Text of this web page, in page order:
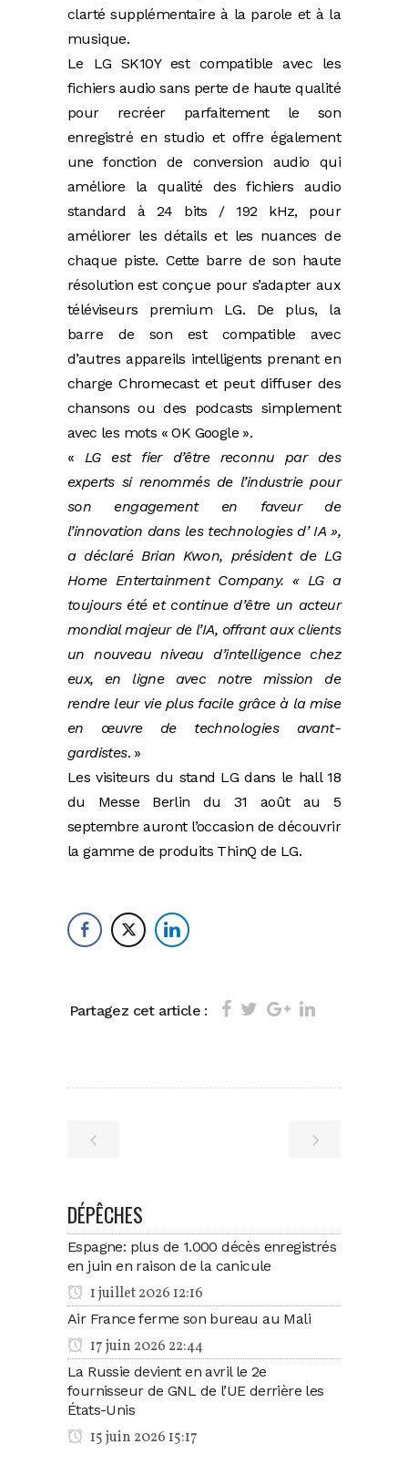
clarté supplémentaire à la parole et à la
musique.
Le LG SK10Y est compatible avec les
fichiers audio sans perte de haute qualité
pour recréer parfaitement le son
enregistré en studio et offre également
une fonction de conversion audio qui
améliore la qualité des fichiers audio
standard à 24 bits / 192 kHz, pour
améliorer les détails et les nuances de
chaque piste. Cette barre de son haute
résolution est conçue pour s’adapter aux
téléviseurs premium LG. De plus, la
barre de son est compatible avec
d’autres appareils intelligents prenant en
charge Chromecast et peut diffuser des
chansons ou des podcasts simplement
avec les mots « OK Google ».
«LG est fier d’être reconnu par des
experts si renommés de l’industrie pour
son engagement en faveur de
l’innovation dans les technologies d’ IA »,
a déclaré Brian Kwon, président de LG
Home Entertainment Company. « LG a
toujours été et continue d’être un acteur
mondial majeur de l’IA, offrant aux clients
un nouveau niveau d’intelligence chez
eux, en ligne avec notre mission de
rendre leur vie plus facile grâce à la mise
en œuvre de technologies avant-
gardistes. »
Les visiteurs du stand LG dans le hall 18
du Messe Berlin du 31 août au 5
septembre auront l’occasion de découvrir
la gamme de produits ThinQ de LG.
Partagez cet article :
DÉPÊCHES
Espagne: plus de 1.000 décès enregistrés
en juin en raison de la canicule
1 juillet 2026 12:16
Air France ferme son bureau au Mali
17 juin 2026 22:44
La Russie devient en avril le 2e
fournisseur de GNL de l’UE derrière les
États-Unis
15 juin 2026 15:17